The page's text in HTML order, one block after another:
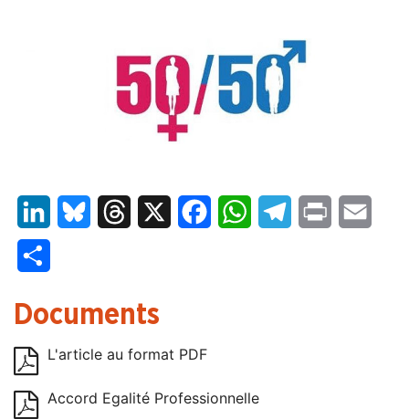
LinkedInBluesky Threads FacebookWhatsAppTelegram
Print
Documents
L'article au format PDF
Accord Egalité Professionnelle